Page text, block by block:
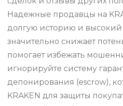
Надежные продавцы на
долгую историю и высокий
значительно снижает
помогает избежать
игнорируйте систему
депонирования (escrow),
KRAKEN для защиты